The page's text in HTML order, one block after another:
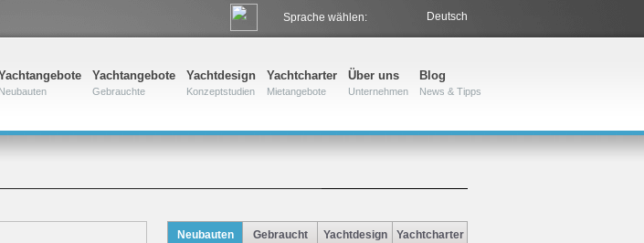
Deutsch
Sprache wählen:
Neubauten
Yachtangebote
Gebrauchte
Yachtdesign
Konzeptstudien
Yachtcharter
Mietangebote
Über uns
Unternehmen
Blog
News & Tipps
Neubauten Gebraucht Yachtdesign Yachtcharter